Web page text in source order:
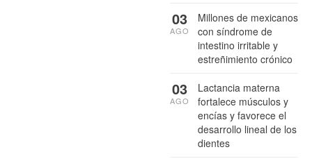
Millones de mexicanos
con síndrome de
intestino irritable y
estreñimiento crónico
03
AGO
Lactancia materna
fortalece músculos y
encías y favorece el
desarrollo lineal de los
dientes
03
AGO